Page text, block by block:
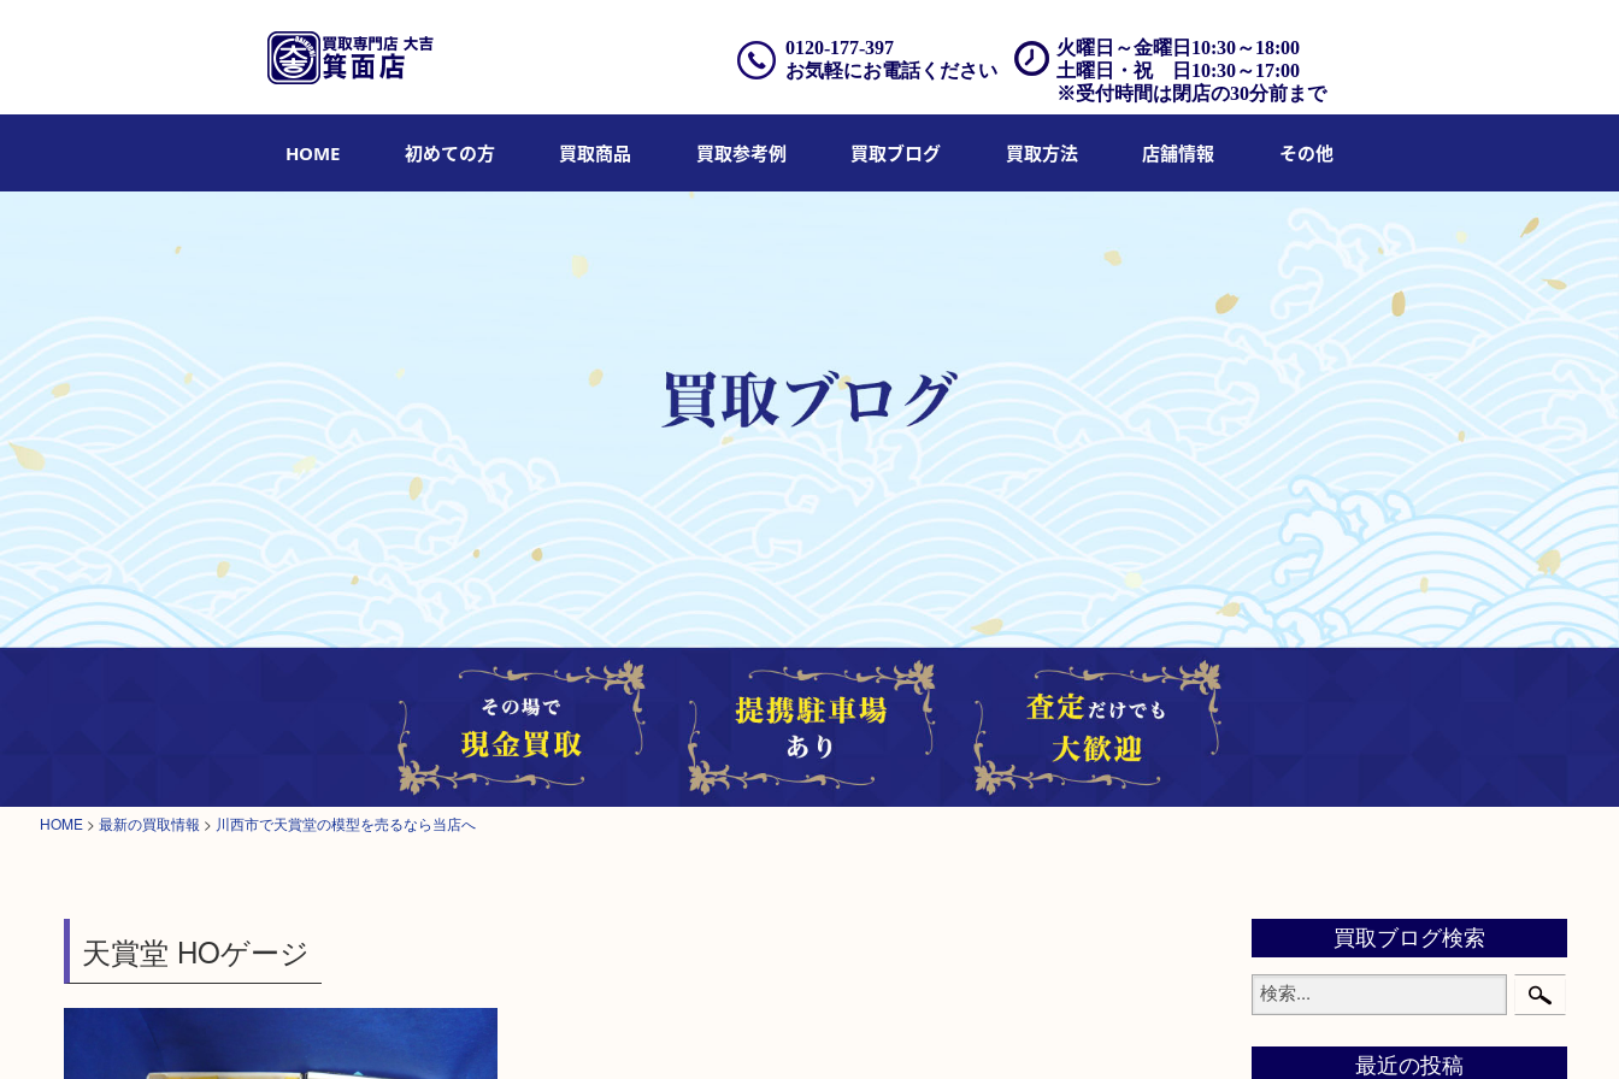
火曜日～金曜日10:30～18:00
土曜日・祝 日10:30～17:00
※受付時間は閉店の30分前まで
0120-177-397
お気軽にお電話ください
HOME 初めての方 買取商品 買取参考例 買取ブログ 買取方法 店舗情報 その他
HOME > 最新の買取情報 > 川西市で天賞堂の模型を売るなら当店へ
天賞堂 HOゲージ 買取ブログ検索
最近の投稿